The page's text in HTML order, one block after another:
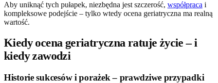
Aby uniknąć tych pułapek, niezbędna jest szczerość, współpraca i
kompleksowe podejście – tylko wtedy ocena geriatryczna ma realną
wartość.
Kiedy ocena geriatryczna ratuje życie – i
kiedy zawodzi
Historie sukcesów i porażek – prawdziwe przypadki